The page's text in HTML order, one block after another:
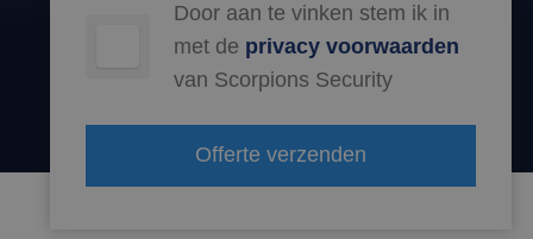
Door aan te vinken stem ik in
met de privacy voorwaarden
van Scorpions Security
Offerte verzenden